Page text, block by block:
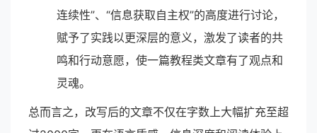
连续性”、“信息获取自主权”的高度进行讨论，
赋予了实践以更深层的意义，激发了读者的共
鸣和行动意愿，使一篇教程类文章有了观点和
灵魂。
总而言之，改写后的文章不仅在字数上大幅扩充至超